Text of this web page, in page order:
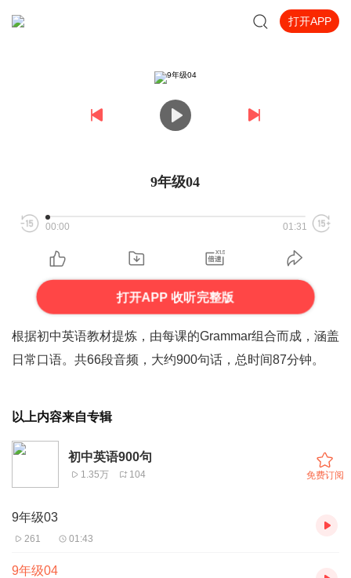
打开APP
9年级04
00:00 01:31
打开APP 收听完整版
根据初中英语教材提炼，由每课的Grammar组合而成，涵盖
日常口语。共66段音频，大约900句话，总时间87分钟。
以上内容来自专辑
初中英语900句
1.35万 104 免费订阅
9年级03
261 01:43
9年级04